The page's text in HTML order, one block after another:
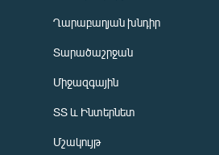
Ղարաբաղյան խնդիր
Տարածաշրջան
Միջազգային
ՏՏ և Ինտերնետ
Մշակույթ